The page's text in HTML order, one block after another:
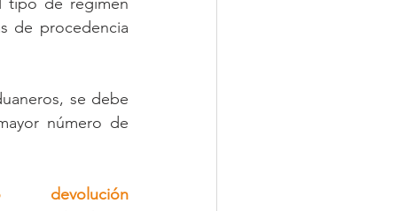
de procedencia
se debe
número de